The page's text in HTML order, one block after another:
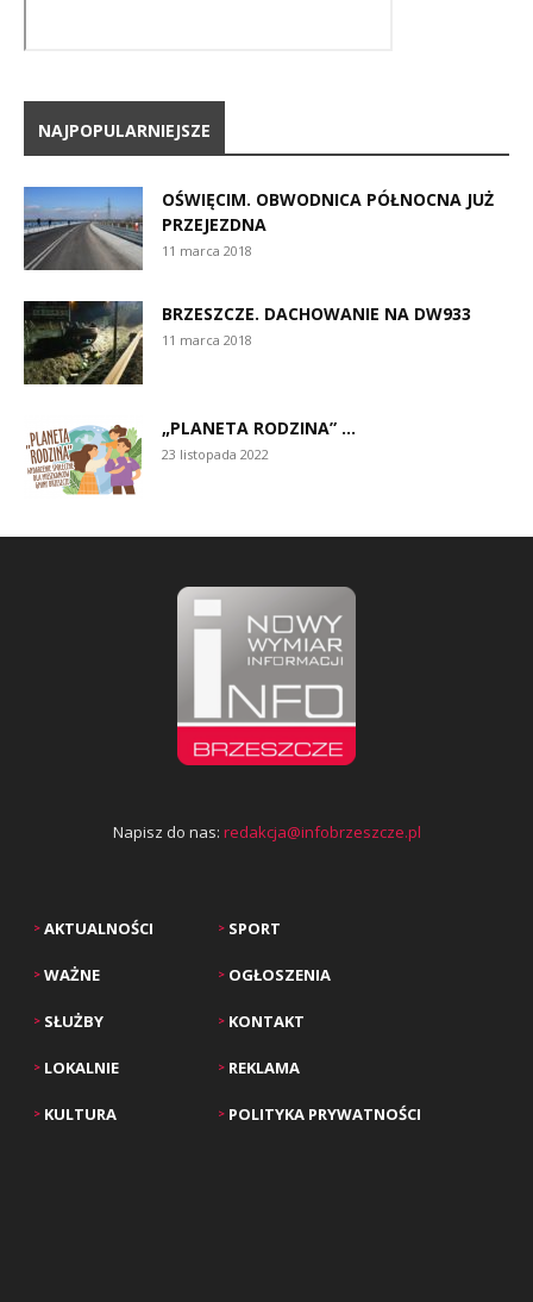
NAJPOPULARNIEJSZE
OŚWIĘCIM. OBWODNICA PÓŁNOCNA JUŻ
PRZEJEZDNA
11 marca 2018
BRZESZCZE. DACHOWANIE NA DW933
11 marca 2018
„PLANETA RODZINA” ...
23 listopada 2022
Napisz do nas: redakcja@infobrzeszcze.pl
> AKTUALNOŚCI
> WAŻNE
> SŁUŻBY
> LOKALNIE
> KULTURA
> SPORT
> OGŁOSZENIA
> KONTAKT
> REKLAMA
> POLITYKA PRYWATNOŚCI